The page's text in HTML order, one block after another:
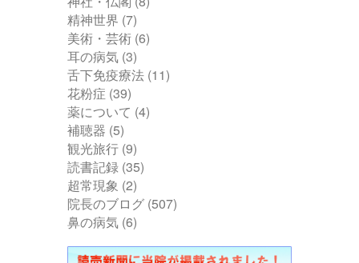
精神世界 (7)
美術・芸術 (6)
耳の病気 (3)
舌下免疫療法 (11)
花粉症 (39)
薬について (4)
補聴器 (5)
観光旅行 (9)
読書記録 (35)
超常現象 (2)
院長のブログ (507)
鼻の病気 (6)